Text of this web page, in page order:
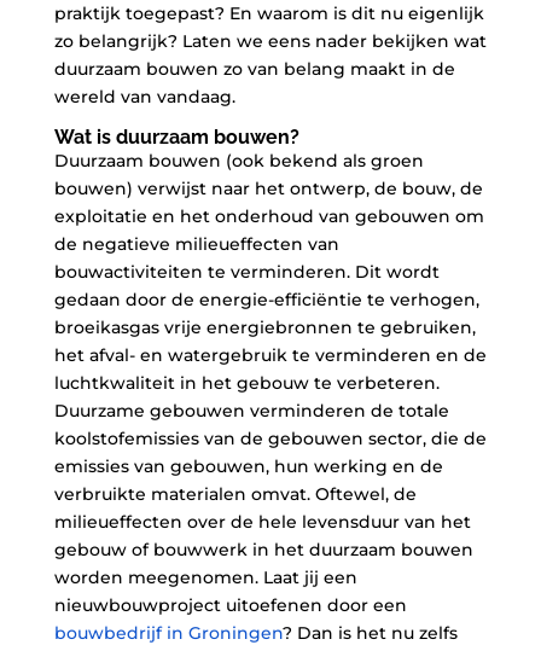
praktijk toegepast? En waarom is dit nu eigenlijk
zo belangrijk? Laten we eens nader bekijken wat
duurzaam bouwen zo van belang maakt in de
wereld van vandaag.
Wat is duurzaam bouwen?
Duurzaam bouwen (ook bekend als groen
bouwen) verwijst naar het ontwerp, de bouw, de
exploitatie en het onderhoud van gebouwen om
de negatieve milieueffecten van
bouwactiviteiten te verminderen. Dit wordt
gedaan door de energie-efficiëntie te verhogen,
broeikasgas vrije energiebronnen te gebruiken,
het afval- en watergebruik te verminderen en de
luchtkwaliteit in het gebouw te verbeteren.
Duurzame gebouwen verminderen de totale
koolstofemissies van de gebouwen sector, die de
emissies van gebouwen, hun werking en de
verbruikte materialen omvat. Oftewel, de
milieueffecten over de hele levensduur van het
gebouw of bouwwerk in het duurzaam bouwen
worden meegenomen. Laat jij een
nieuwbouwproject uitoefenen door een
bouwbedrijf in Groningen? Dan is het nu zelfs